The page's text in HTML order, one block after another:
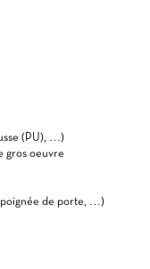
(PU), …)
gros oeuvre
poignée de porte, …)